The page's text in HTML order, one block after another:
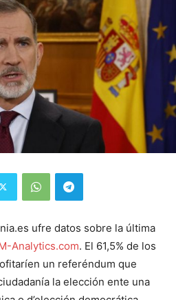
ufre datos sobre la última
Analytics.com. El 61,5% de los
un referéndum que
la elección ente una